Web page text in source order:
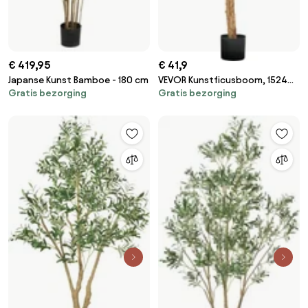
€ 419,95
Japanse Kunst Bamboe - 180 cm
Gratis bezorging
€ 41,9
VEVOR Kunstficusboom, 1524
mm met zwarte pot,
houten stam en realistische
groene bladeren, zijden boom
voor gebruik binnenshuis, voor
thuis, op kantoor en in de
woonkamer
Gratis bezorging